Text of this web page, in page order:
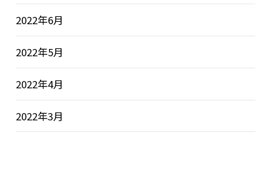
2022年6月
2022年5月
2022年4月
2022年3月